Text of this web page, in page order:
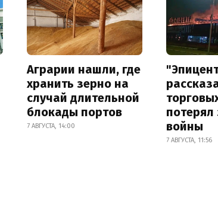
Аграрии нашли, где
хранить зерно на
случай длительной
блокады портов
7 АВГУСТА, 14:00
потерял
войны
7 АВГУСТА, 11:56